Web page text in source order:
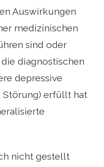
Auswirkungen
medizinischen
sind oder
diagnostischen
depressive
Störung) erfüllt hat
nicht gestellt